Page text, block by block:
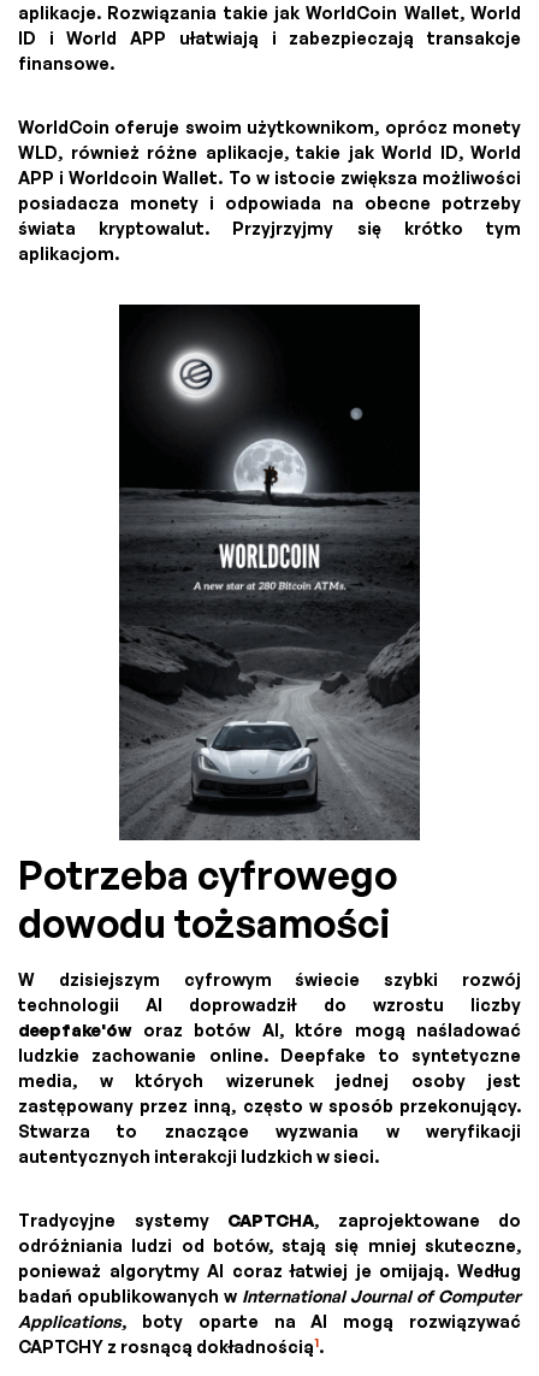
aplikacje. Rozwiązania takie jak WorldCoin Wallet, World
ID i World APP ułatwiają i zabezpieczają transakcje
finansowe.
WorldCoin oferuje swoim użytkownikom, oprócz monety
WLD, również różne aplikacje, takie jak World ID, World
APP i Worldcoin Wallet. To w istocie zwiększa możliwości
posiadacza monety i odpowiada na obecne potrzeby
świata kryptowalut. Przyjrzyjmy się krótko tym
aplikacjom.
Potrzeba cyfrowego
dowodu tożsamości
W dzisiejszym cyfrowym świecie szybki rozwój
technologii AI doprowadził do wzrostu liczby
deepfake'óworaz botów AI, które mogą naśladować
ludzkie zachowanie online. Deepfake to syntetyczne
media, w których wizerunek jednej osoby jest
zastępowany przez inną, często w sposób przekonujący.
Stwarza to znaczące wyzwania w weryfikacji
autentycznych interakcji ludzkich w sieci.
Tradycyjne systemy CAPTCHA, zaprojektowane do
odróżniania ludzi od botów, stają się mniej skuteczne,
ponieważ algorytmy AI coraz łatwiej je omijają. Według
badań opublikowanych w International Journal of Computer
Applications, boty oparte na AI mogą rozwiązywać
CAPTCHY z rosnącą dokładnością1.